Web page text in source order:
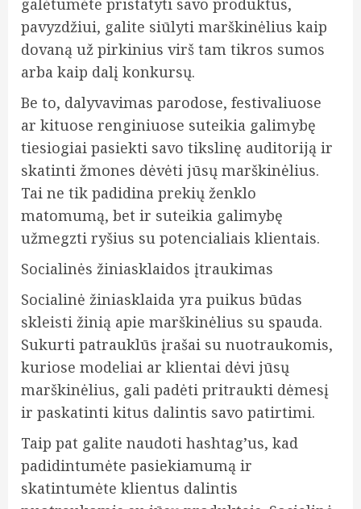
galėtumėte pristatyti savo produktus,
pavyzdžiui, galite siūlyti marškinėlius kaip
dovaną už pirkinius virš tam tikros sumos
arba kaip dalį konkursų.
Be to, dalyvavimas parodose, festivaliuose
ar kituose renginiuose suteikia galimybę
tiesiogiai pasiekti savo tikslinę auditoriją ir
skatinti žmones dėvėti jūsų marškinėlius.
Tai ne tik padidina prekių ženklo
matomumą, bet ir suteikia galimybę
užmegzti ryšius su potencialiais klientais.
Socialinės žiniasklaidos įtraukimas
Socialinė žiniasklaida yra puikus būdas
skleisti žinią apie marškinėlius su spauda.
Sukurti patrauklūs įrašai su nuotraukomis,
kuriose modeliai ar klientai dėvi jūsų
marškinėlius, gali padėti pritraukti dėmesį
ir paskatinti kitus dalintis savo patirtimi.
Taip pat galite naudoti hashtag’us, kad
padidintumėte pasiekiamumą ir
skatintumėte klientus dalintis